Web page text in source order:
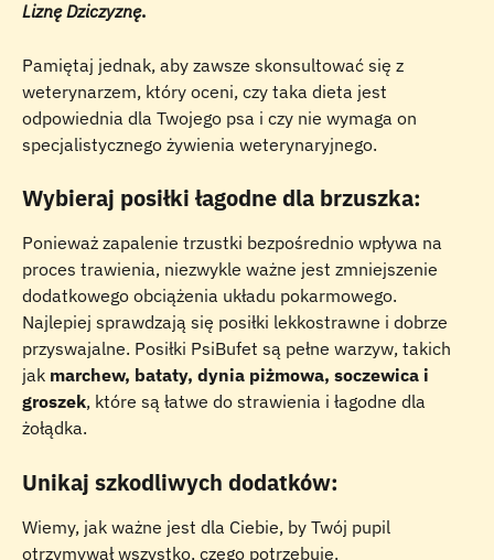
Liznę Dziczyznę.
Pamiętaj jednak, aby zawsze skonsultować się z
weterynarzem, który oceni, czy taka dieta jest
odpowiednia dla Twojego psa i czy nie wymaga on
specjalistycznego żywienia weterynaryjnego.
Wybieraj posiłki łagodne dla brzuszka:
Ponieważ zapalenie trzustki bezpośrednio wpływa na
proces trawienia, niezwykle ważne jest zmniejszenie
dodatkowego obciążenia układu pokarmowego.
Najlepiej sprawdzają się posiłki lekkostrawne i dobrze
przyswajalne. Posiłki PsiBufet są pełne warzyw, takich
jak marchew, bataty, dynia piżmowa, soczewica i
groszek, które są łatwe do strawienia i łagodne dla
żołądka.
Unikaj szkodliwych dodatków:
Wiemy, jak ważne jest dla Ciebie, by Twój pupil
otrzymywał wszystko, czego potrzebuje.